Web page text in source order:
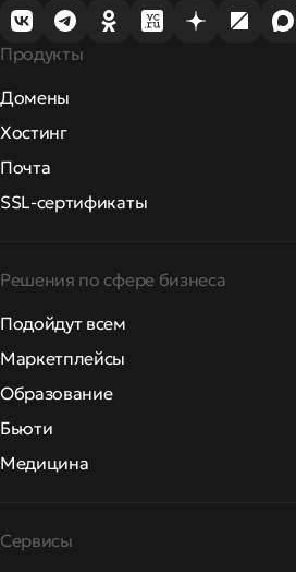
Продукты
Домены
Хостинг
Почта
SSL-сертификаты
Решения по сфере бизнеса
Подойдут всем
Маркетплейсы
Образование
Бьюти
Медицина
Сервисы